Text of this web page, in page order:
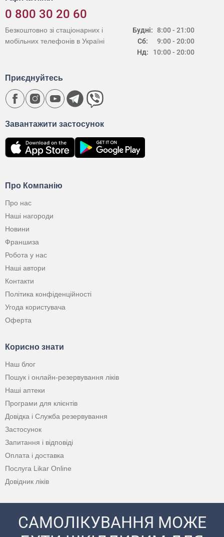
0 800 30 20 60
Будні:
Сб:
Нд:
8:00 - 21:00
9:00 - 20:00
10:00 - 20:00
Безкоштовно зі стаціонарних і
мобільних телефонів в Україні
Про Компанію
Про нас
Наші нагороди
Новини
Франшиза
Робота у нас
Наші автори
Контакти
Політика конфіденційності
Угода користувача
Оферта
Корисно знати
Наш блог
Пошук і онлайн-резервування ліків
Наші аптеки
Програми для клієнтів
Довідка і Служба резервування
Застосунок
Запитання і відповіді
Оплата і доставка
Послуга Likar Online
Довідник ліків
Завантажити застосунок
Приєднуйтесь
САМОЛІКУВАННЯ МОЖЕ